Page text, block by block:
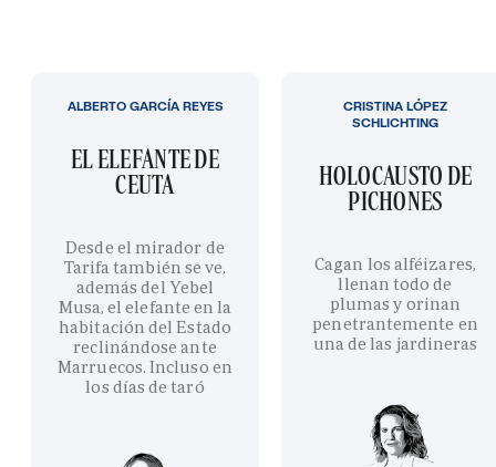
EL ELEFANTE DE
CEUTA
Desde el mirador de
Tarifa también se ve,
además del Yebel
Musa, el elefante en la
habitación del Estado
reclinándose ante
Marruecos. Incluso en
los días de taró
ALBERTO GARCÍA REYES
HOLOCAUSTO DE
PICHONES
Cagan los alféizares,
llenan todo de
plumas y orinan
penetrantemente en
una de las jardineras
CRISTINA LÓPEZ
SCHLICHTING